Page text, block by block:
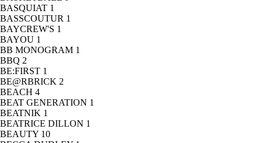
BASQUIAT 1
BASSCOUTUR 1
BAYCREW'S 1
BAYOU 1
BB MONOGRAM 1
BBQ 2
BE:FIRST 1
BE@RBRICK 2
BEACH 4
BEAT GENERATION 1
BEATNIK 1
BEATRICE DILLON 1
BEAUTY 10